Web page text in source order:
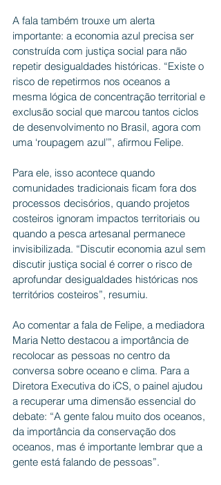
A fala também trouxe um alerta
importante: a economia azul precisa ser
construída com justiça social para não
repetir desigualdades históricas. “Existe o
risco de repetirmos nos oceanos a
mesma lógica de concentração territorial e
exclusão social que marcou tantos ciclos
de desenvolvimento no Brasil, agora com
uma ‘roupagem azul’”, afirmou Felipe.
Para ele, isso acontece quando
comunidades tradicionais ficam fora dos
processos decisórios, quando projetos
costeiros ignoram impactos territoriais ou
quando a pesca artesanal permanece
invisibilizada. “Discutir economia azul sem
discutir justiça social é correr o risco de
aprofundar desigualdades históricas nos
territórios costeiros”, resumiu.
Ao comentar a fala de Felipe, a mediadora
Maria Netto destacou a importância de
recolocar as pessoas no centro da
conversa sobre oceano e clima. Para a
Diretora Executiva do iCS, o painel ajudou
a recuperar uma dimensão essencial do
debate: “A gente falou muito dos oceanos,
da importância da conservação dos
oceanos, mas é importante lembrar que a
gente está falando de pessoas”.